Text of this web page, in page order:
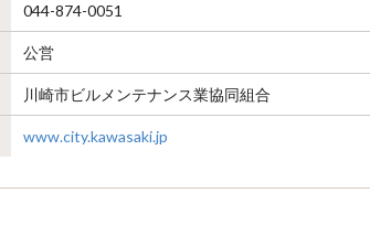
044-874-0051
公営
川崎市ビルメンテナンス業協同組合
www.city.kawasaki.jp